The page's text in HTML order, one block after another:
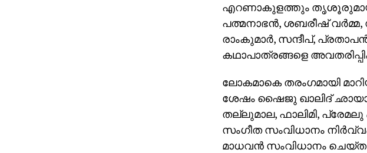
എറണാകുളത്തും തൃശൂരുമായാണ്
പത്മനാഭൻ, ശബരീഷ് വർമ്മ,
രാംകുമാർ, സന്ദീപ്,
കഥാപാത്രങ്ങളെ
ലോകമാകെ തരംഗമായി
ശേഷം ഷൈജു ഖാലിദ്
തല്ലുമാല, ഫാലിമി, പ്രേമലു
സംഗീത സംവിധാനം
മാധവന്‍ സംവിധാനം